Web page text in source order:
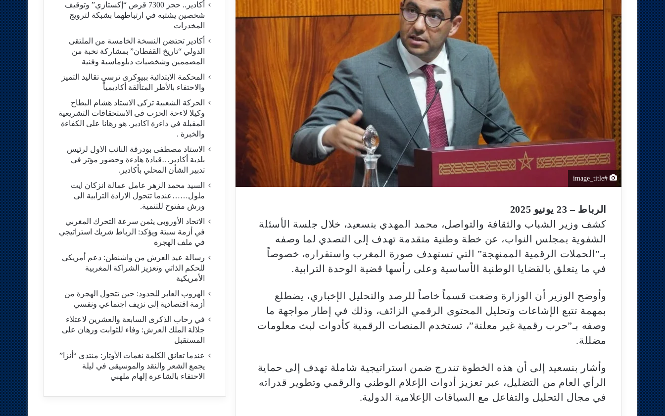
#image_title
الرباط – 23 يونيو 2025
كشف وزير الشباب والثقافة والتواصل، محمد المهدي بنسعيد، خلال جلسة الأسئلة
الشفوية بمجلس النواب، عن خطة وطنية متقدمة تهدف إلى التصدي لما وصفه
بـ”الحملات الرقمية الممنهجة” التي تستهدف صورة المغرب واستقراره، خصوصاً
في ما يتعلق بالقضايا الوطنية الأساسية وعلى رأسها قضية الوحدة الترابية.
وأوضح الوزير أن الوزارة وضعت قسماً خاصاً للرصد والتحليل الإخباري، يضطلع
بمهمة تتبع الإشاعات وتحليل المحتوى الرقمي الزائف، وذلك في إطار مواجهة ما
وصفه بـ”حرب رقمية غير معلنة”، تستخدم المنصات الرقمية كأدوات لبث معلومات
مضللة.
وأشار بنسعيد إلى أن هذه الخطوة تندرج ضمن استراتيجية شاملة تهدف إلى حماية
الرأي العام من التضليل، عبر تعزيز أدوات الإعلام الوطني والرقمي وتطوير قدراته
في مجال التحليل والتفاعل مع السياقات الإعلامية الدولية.
أكادير.. حجز 7300 قرص “إكستازي” وتوقيف
شخصين يشتبه في ارتباطهما بشبكة لترويج
المخدرات
أكادير تحتضن النسخة الخامسة من الملتقى
الدولي “تاريخ القفطان” بمشاركة نخبة من
المصممين وشخصيات دبلوماسية وفنية
المحكمة الابتدائية ببيوكرى ترسي تقاليد التميز
والاحتفاء بالأطر المتألقة أكاديمياً
الحركة الشعبية تزكى الاستاد هشام البطاح
وكيلا لاءحة الحزب فى الاستحقاقات التشريعية
المقبلة في داءرة اكادير. هو رهانا على الكفاءة
والخبرة .
الاستاد مصطفى بودرقة النائب الاول لرئيس
بلدية أكادير…قيادة هادءة وحضور مؤتر في
تدبير الشأن المحلي بأكادير.
السيد محمد الزهر عامل عمالة انزكان ايت
ملول……عندما تتحول الارادة الترابية الى
ورش مفتوح للتنمية.
الاتحاد الأوروبي يثمن سرعة التحرك المغربي
في أزمة سبتة ويؤكد: الرباط شريك استراتيجي
في ملف الهجرة
رسالة عيد العرش من واشنطن: دعم أمريكي
للحكم الذاتي وتعزيز الشراكة المغربية
الأمريكية
​الهروب العابر للحدود: حين تتحول الهجرة من
أزمة اقتصادية إلى نزيف اجتماعي ونفسي
في رحاب الذكرى السابعة والعشرين لاعتلاء
جلالة الملك العرش: وفاء للثوابت ورهان على
المستقبل
​عندما تعانق الكلمة نغمات الأوتار: منتدى “أنزا”
يجمع الشعر والنقد والموسيقى في ليلة
الاحتفاء بالشاعرة إلهام ملهبي